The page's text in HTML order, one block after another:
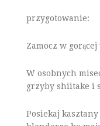
przygotowanie:
Zamocz w
W osobnych
grzyby shiitake i
Posiekaj